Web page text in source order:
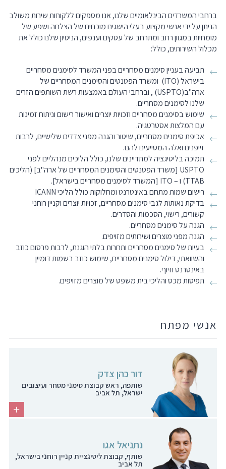
ברחבי המשרדים הבינלאומיים שלנו, אנו מספקים ללקוחות שירות משולב
הניתן על ידי אנשי מקצוע בעלי הישגים מוכחים של הצלחה ושפע של
מומחיות במגוון רחב ומתרחב של עסקים וענפים, הניסיון שלנו כולל את
מכלול השירותים, כולל:
תביעה בעניין סימנים מסחריים בפני המשרד לסימנים מסחריים
בישראל (ITO) ומשרד הפטנטים והסימנים המסחריים של
ארה"ב(USPTO) , וברחבי העולם באמצעות רשת השותפים הזרים
שלנו לסימנים מסחריים.
שימוש בסימנים מסחריים וזכויות יוצרים ואישור רישום וניתוח זמינות
עם המלצות אסטרטגיה.
אכיפת סימנים מסחריים, שיטור והגנה מפני צדדים שלישיים, לרבות
זייפנים ואלה המסייעים להם.
תמיכה בליטיגציה למתדיינים שלנו, כולל הליכים מנהליים לפני
USPTO [משרד הפטנטים והסימנים המסחריים של ארה"ב] (הליכים
TTAB) ו – ITO [המשרד לסימנים מסחריים בישראל].
רישום שמות מתחם באינטרנט ומחלוקות כולל הליכי ICANN
בדיקת נאותות לגבי סימנים מסחריים, זכויות יוצרים וקניין רוחני
קשורים, רישוי, הסכמות והסדרים.
הגנה על סימנים מסחריים.
הגנה מפני מוצרים ושירותים מזויפים.
בעיות של סימנים מסחריים ותחרות בלתי הוגנת, לרבות פרסום כוזב
והשוואתי, דילול סימנים מסחריים, שימוש כוזב בשמות דומיין
באינטרנט וזיוף.
תפיסות מכס והליכי בית משפט של מוצרים מזויפים.
אנשי מפתח
דור כהן צדק
שותפה, ראש קבוצת סימני מסחר ועיצובים
ישראל, תל אביב
נתניאל אגו
שותף, קבוצת ליטיגציית קניין רוחני בישראל,
תל אביב